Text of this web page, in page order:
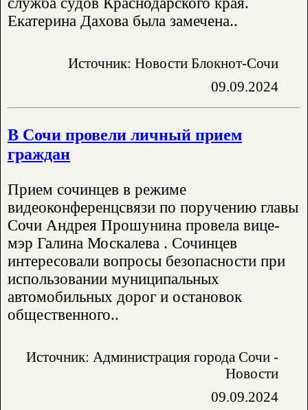
Екатерина Дахова была замечена..
Источник: Новости Блокнот-Сочи
09.09.2024
В Сочи провели личный прием
граждан
Прием сочинцев в режиме
видеоконференцсвязи по поручению главы
Сочи Андрея Прошунина провела вице-
мэр Галина Москалева . Сочинцев
интересовали вопросы безопасности при
использовании муниципальных
автомобильных дорог и остановок
общественного..
Источник: Администрация города Сочи -
Новости
09.09.2024